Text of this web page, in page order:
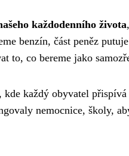
každodenního života
benzín, část peněz
to, co bereme jako
, kde každý obyvatel
nemocnice, školy,